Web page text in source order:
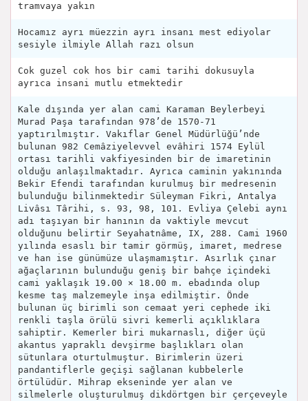
tramvaya yakın
Hocamız ayrı müezzin ayrı insanı mest ediyolar
sesiyle ilmiyle Allah razı olsun
Cok guzel cok hos bir cami tarihi dokusuyla
ayrıca insani mutlu etmektedir
Kale dışında yer alan cami Karaman Beylerbeyi
Murad Paşa tarafından 978’de 1570-71
yaptırılmıştır. Vakıflar Genel Müdürlüğü’nde
bulunan 982 Cemâziyelevvel evâhiri 1574 Eylül
ortası tarihli vakfiyesinden bir de imaretinin
olduğu anlaşılmaktadır. Ayrıca caminin yakınında
Bekir Efendi tarafından kurulmuş bir medresenin
bulunduğu bilinmektedir Süleyman Fikri, Antalya
Livâsı Târihi, s. 93, 98, 101. Evliya Çelebi aynı
adı taşıyan bir hanının da vaktiyle mevcut
olduğunu belirtir Seyahatnâme, IX, 288. Cami 1960
yılında esaslı bir tamir görmüş, imaret, medrese
ve han ise günümüze ulaşmamıştır. Asırlık çınar
ağaçlarının bulunduğu geniş bir bahçe içindeki
cami yaklaşık 19.00 × 18.00 m. ebadında olup
kesme taş malzemeyle inşa edilmiştir. Önde
bulunan üç birimli son cemaat yeri cephede iki
renkli taşla örülü sivri kemerli açıklıklara
sahiptir. Kemerler biri mukarnaslı, diğer üçü
akantus yapraklı devşirme başlıkları olan
sütunlara oturtulmuştur. Birimlerin üzeri
pandantiflerle geçişi sağlanan kubbelerle
örtülüdür. Mihrap ekseninde yer alan ve
silmelerle oluşturulmuş dikdörtgen bir çerçeveyle